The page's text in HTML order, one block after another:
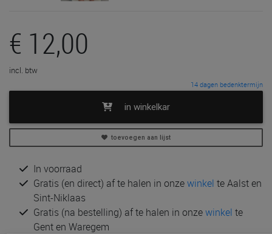
€ 12,00
incl. btw
14 dagen bedenktermijn
in winkelkar
toevoegen aan lijst
In voorraad
Gratis (en direct) af te halen in onzewinkel te Aalst en
Sint-Niklaas
Gratis (na bestelling) af te halen in onzewinkel te
Gent en Waregem